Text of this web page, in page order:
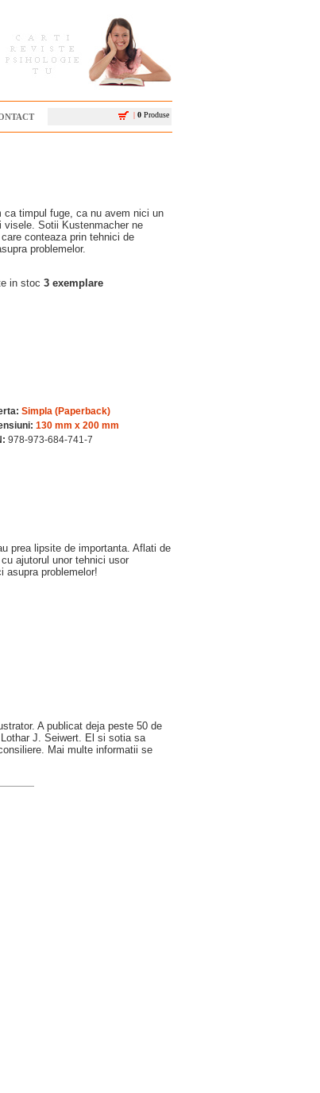
| 0 Produse
timpul fuge, ca nu avem nici un
Sotii Kustenmacher ne
conteaza prin tehnici de
problemelor.
in stoc 3 exemplare
Simpla (Paperback)
130 mm x 200 mm
978-973-684-741-7
prea lipsite de importanta. Aflati de
ajutorul unor tehnici usor
asupra problemelor!
A publicat deja peste 50 de
J. Seiwert. El si sotia sa
Mai multe informatii se